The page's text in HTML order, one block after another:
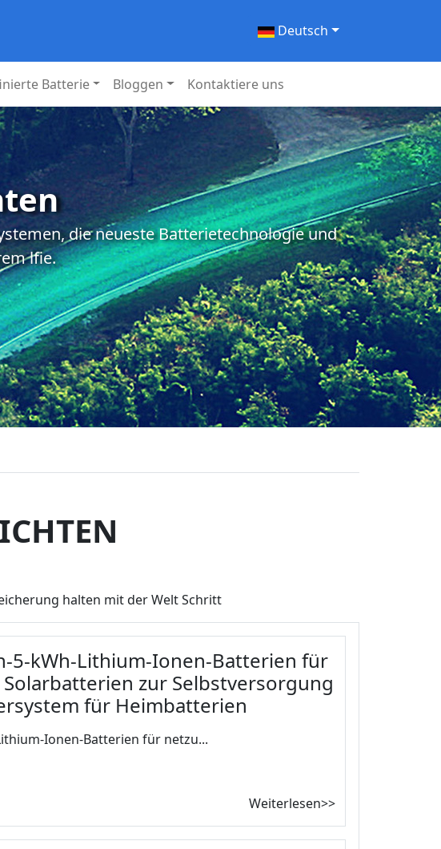
Deutsch
Batterie Bloggen Kontaktiere uns
die neueste Batterietechnologie und
lfie.
halten mit der Welt Schritt
5-kWh-Lithium-Ionen-Batterien für
zur Selbstversorgung
für Heimbatterien
Ionen-Batterien für netzu...
Weiterlesen>>